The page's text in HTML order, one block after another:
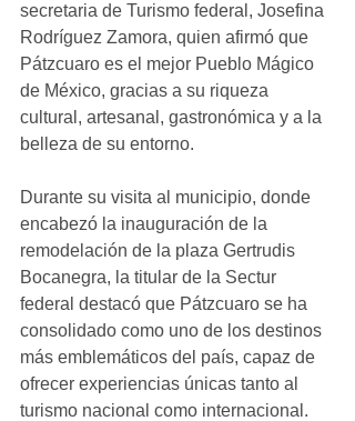
secretaria de Turismo federal, Josefina
Rodríguez Zamora, quien afirmó que
Pátzcuaro es el mejor Pueblo Mágico
de México, gracias a su riqueza
cultural, artesanal, gastronómica y a la
belleza de su entorno.
Durante su visita al municipio, donde
encabezó la inauguración de la
remodelación de la plaza Gertrudis
Bocanegra, la titular de la Sectur
federal destacó que Pátzcuaro se ha
consolidado como uno de los destinos
más emblemáticos del país, capaz de
ofrecer experiencias únicas tanto al
turismo nacional como internacional.